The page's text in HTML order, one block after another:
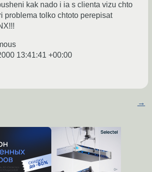
kak nado i ia s clienta vizu chto
problema tolko chtoto perepisat
13:41:41 +00:00
→